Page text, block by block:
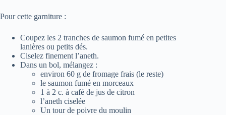
Pour cette garniture :
Coupez les 2 tranches de saumon fumé en petites
lanières ou petits dés.
Ciselez finement l’aneth.
Dans un bol, mélangez :
environ 60 g de fromage frais (le reste)
le saumon fumé en morceaux
1 à 2 c. à café de jus de citron
l’aneth ciselée
Un tour de poivre du moulin